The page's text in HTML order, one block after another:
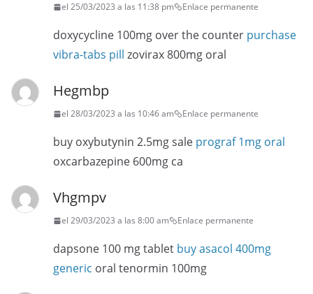
el 25/03/2023 a las 11:38 pm Enlace permanente
doxycycline 100mg over the counter purchase
vibra-tabs pill zovirax 800mg oral
Hegmbp
el 28/03/2023 a las 10:46 am Enlace permanente
buy oxybutynin 2.5mg sale prograf 1mg oral
oxcarbazepine 600mg ca
Vhgmpv
el 29/03/2023 a las 8:00 am Enlace permanente
dapsone 100 mg tablet buy asacol 400mg
generic oral tenormin 100mg